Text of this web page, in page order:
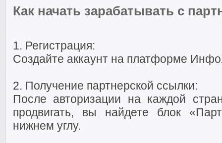
Как начать зарабатывать с
1. Регистрация:
Создайте аккаунт на платформе
2. Получение партнерской ссылки:
После авторизации на каждой
продвигать, вы найдете блок
нижнем углу.